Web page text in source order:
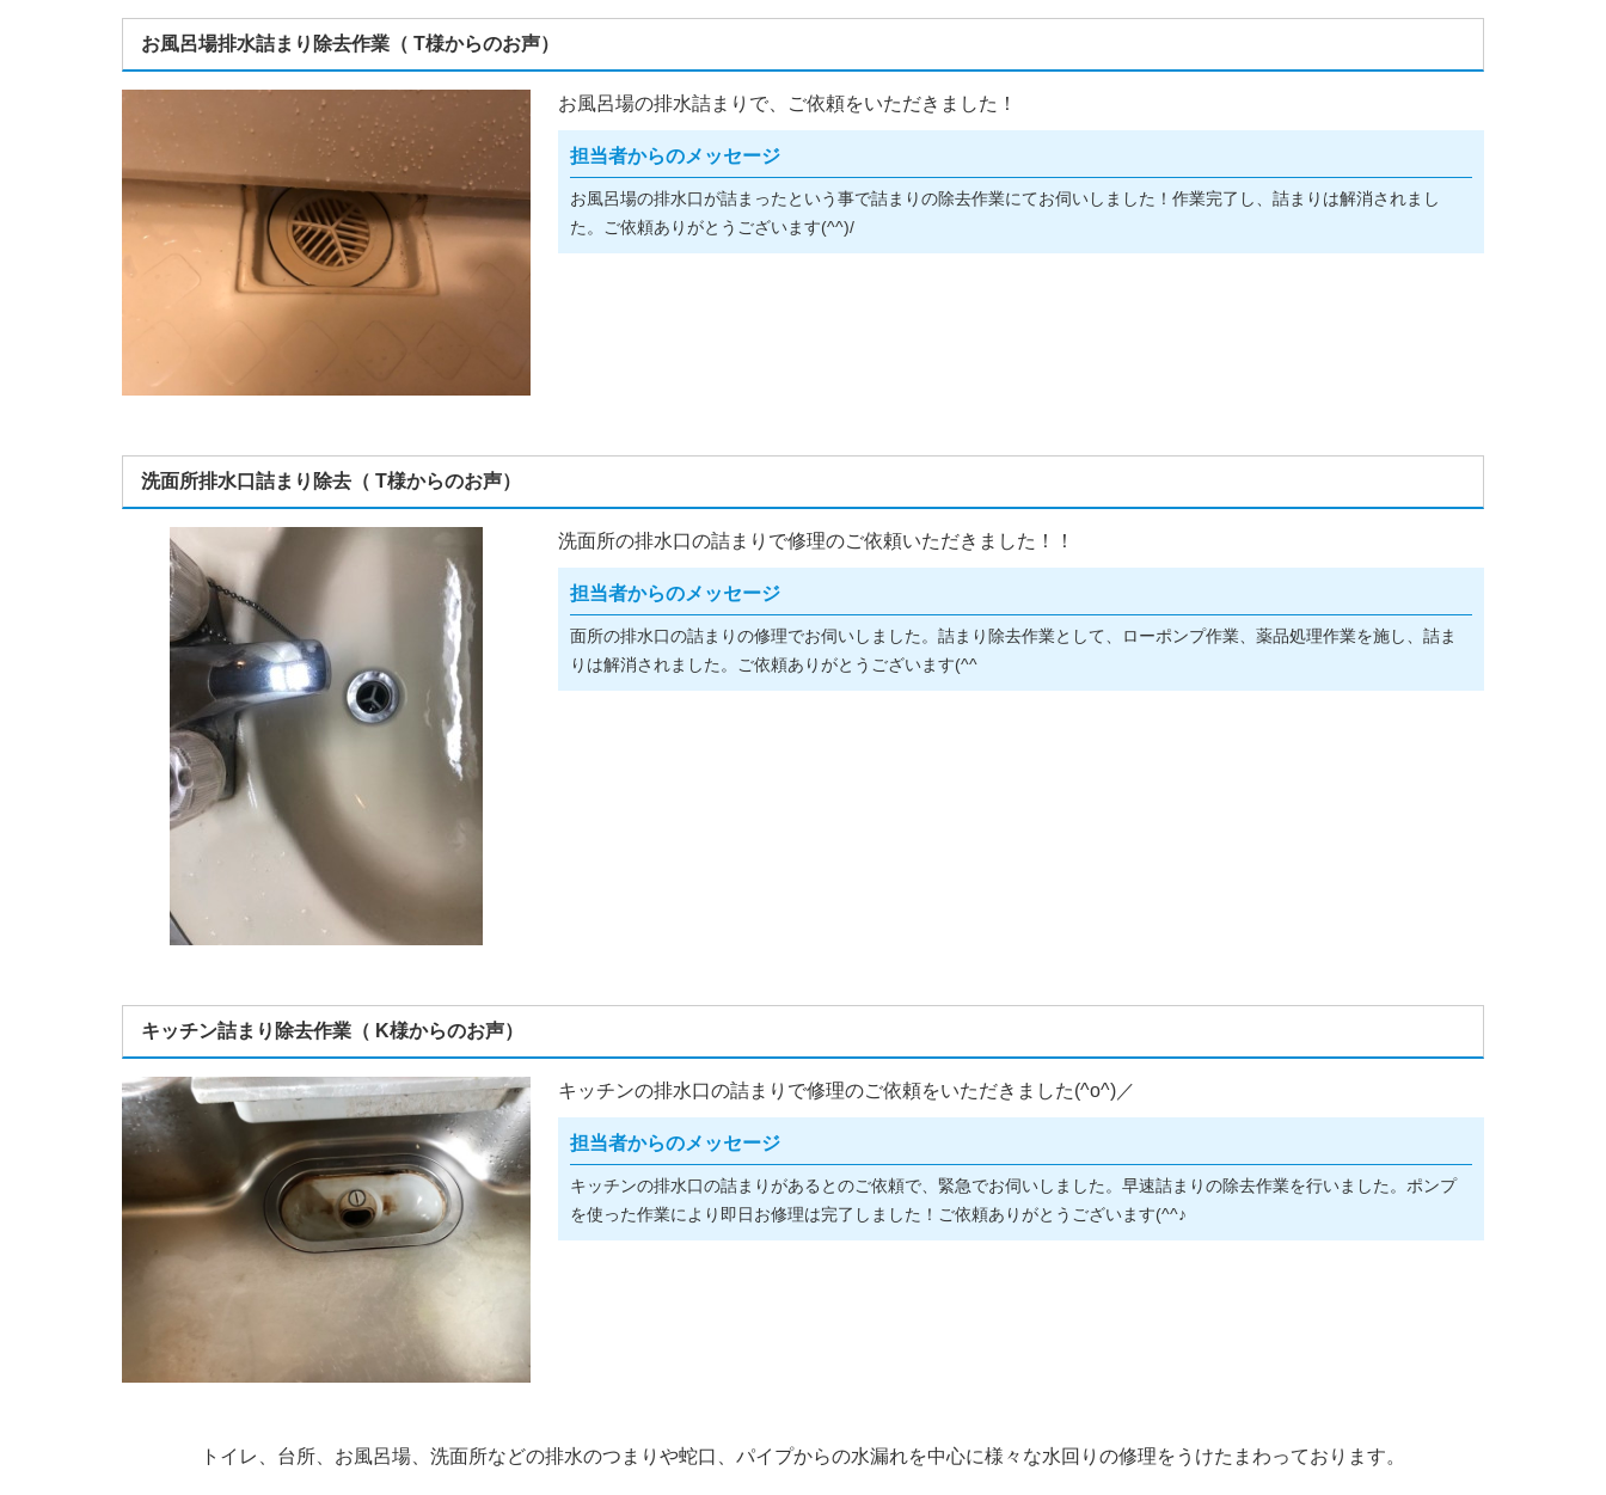
お風呂場排水詰まり除去作業（ T様からのお声）
お風呂場の排水詰まりで、ご依頼をいただきました！
担当者からのメッセージ
お風呂場の排水口が詰まったという事で詰まりの除去作業にてお伺いしました！作業完了し、詰まりは解消されまし
た。ご依頼ありがとうございます(^^)/
洗面所排水口詰まり除去（ T様からのお声）
洗面所の排水口の詰まりで修理のご依頼いただきました！！
担当者からのメッセージ
面所の排水口の詰まりの修理でお伺いしました。詰まり除去作業として、ローポンプ作業、薬品処理作業を施し、詰ま
りは解消されました。ご依頼ありがとうございます(^^ゞ
キッチン詰まり除去作業（ K様からのお声）
キッチンの排水口の詰まりで修理のご依頼をいただきました(^o^)／
担当者からのメッセージ
キッチンの排水口の詰まりがあるとのご依頼で、緊急でお伺いしました。早速詰まりの除去作業を行いました。ポンプ
を使った作業により即日お修理は完了しました！ご依頼ありがとうございます(^^♪
トイレ、台所、お風呂場、洗面所などの排水のつまりや蛇口、パイプからの水漏れを中心に様々な水回りの修理をうけたまわっております。